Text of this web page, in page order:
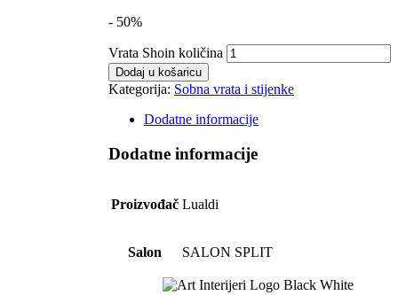
- 50%
Vrata Shoin količina
Dodaj u košaricu
Kategorija: Sobna vrata i stijenke
Dodatne informacije
Dodatne informacije
Proizvođač Lualdi
Salon SALON SPLIT